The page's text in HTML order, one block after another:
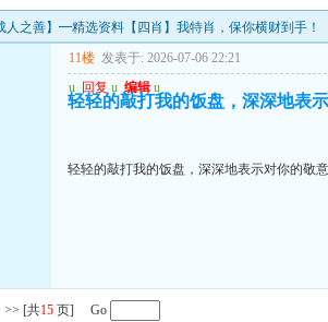
人之善】━精选资料【四肖】我特肖，保你横财到手！
11楼 发表于: 2026-07-06 22:21
u 回复 u 编辑 u
轻轻的敲打我的饭盘，深深地表
轻轻的敲打我的饭盘，深深地表示对你的敬
>> [共15 页] Go